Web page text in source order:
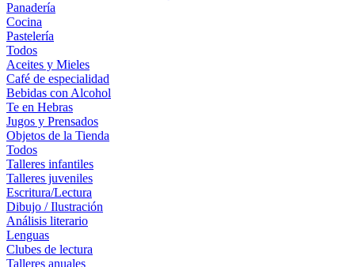
Panadería
Cocina
Pastelería
Todos
Aceites y Mieles
Café de especialidad
Bebidas con Alcohol
Te en Hebras
Jugos y Prensados
Objetos de la Tienda
Todos
Talleres infantiles
Talleres juveniles
Escritura/Lectura
Dibujo / Ilustración
Análisis literario
Lenguas
Clubes de lectura
Talleres anuales